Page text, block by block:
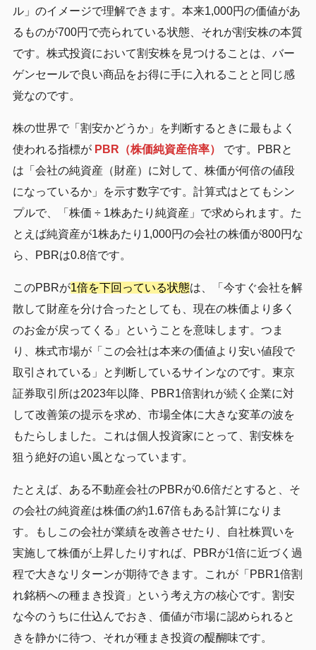
ル」のイメージで理解できます。本来1,000円の価値があ
るものが700円で売られている状態、それが割安株の本質
です。株式投資において割安株を見つけることは、バー
ゲンセールで良い商品をお得に手に入れることと同じ感
覚なのです。
株の世界で「割安かどうか」を判断するときに最もよく
使われる指標が PBR（株価純資産倍率）
です。PBRと
は「会社の純資産（財産）に対して、株価が何倍の値段
になっているか」を示す数字です。計算式はとてもシン
プルで、「株価 ÷ 1株あたり純資産」で求められます。た
とえば純資産が1株あたり1,000円の会社の株価が800円な
ら、PBRは0.8倍です。
このPBRが1倍を下回っている状態は、「今すぐ会社を解
散して財産を分け合ったとしても、現在の株価より多く
のお金が戻ってくる」ということを意味します。つま
り、株式市場が「この会社は本来の価値より安い値段で
取引されている」と判断しているサインなのです。東京
証券取引所は2023年以降、PBR1倍割れが続く企業に対
して改善策の提示を求め、市場全体に大きな変革の波を
もたらしました。これは個人投資家にとって、割安株を
狙う絶好の追い風となっています。
たとえば、ある不動産会社のPBRが0.6倍だとすると、そ
の会社の純資産は株価の約1.67倍もある計算になりま
す。もしこの会社が業績を改善させたり、自社株買いを
実施して株価が上昇したりすれば、PBRが1倍に近づく過
程で大きなリターンが期待できます。これが「PBR1倍割
れ銘柄への種まき投資」という考え方の核心です。割安
な今のうちに仕込んでおき、価値が市場に認められると
きを静かに待つ、それが種まき投資の醍醐味です。